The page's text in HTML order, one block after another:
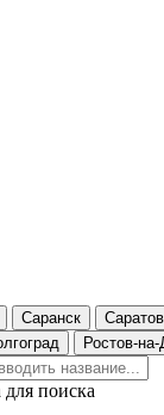
Саранск Саратов
Ростов-
поиска